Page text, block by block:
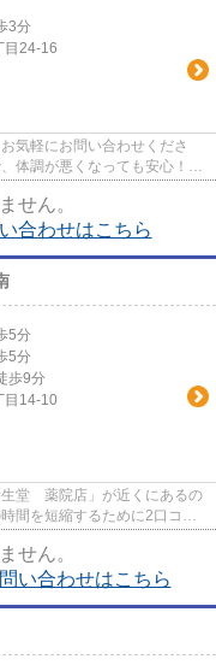
3分
目24-16
気軽にお問い合わせくださ
調が悪くなっても安心！間
せん。
合わせはこちら
5分
5分
歩9分
目14-10
生堂 薬院店」が近くにあるの
間を短縮するために2口コン
せん。
い合わせはこちら